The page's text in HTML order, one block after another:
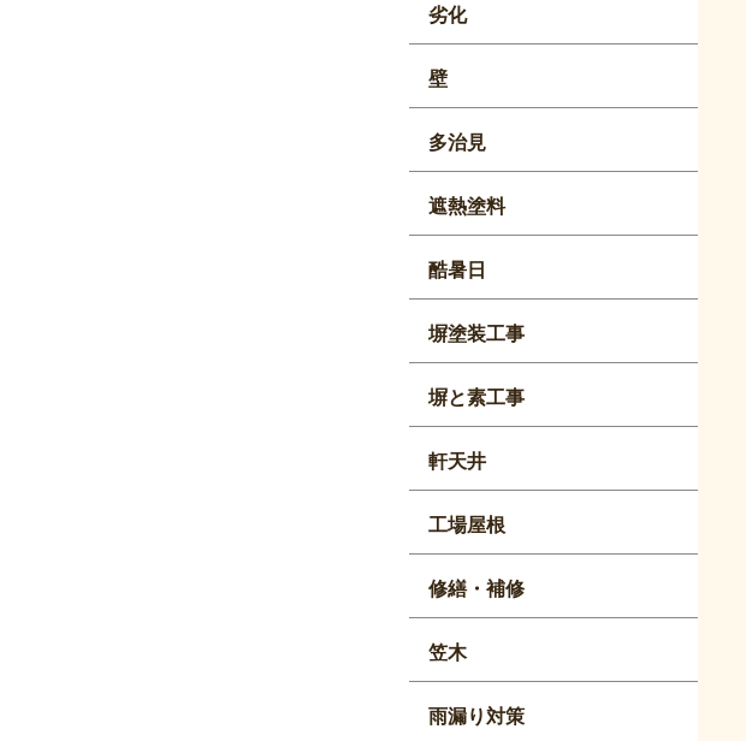
劣化
壁
多治見
遮熱塗料
酷暑日
塀塗装工事
塀と素工事
軒天井
工場屋根
修繕・補修
笠木
雨漏り対策